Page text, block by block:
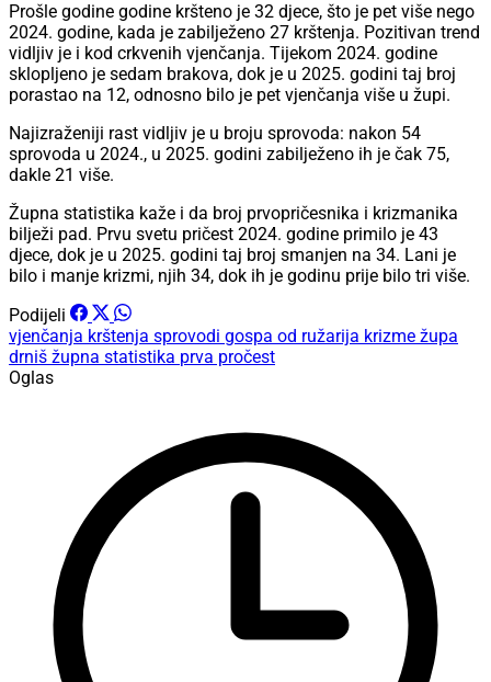
Prošle godine godine kršteno je 32 djece, što je pet više nego
2024. godine, kada je zabilježeno 27 krštenja. Pozitivan trend
vidljiv je i kod crkvenih vjenčanja. Tijekom 2024. godine
sklopljeno je sedam brakova, dok je u 2025. godini taj broj
porastao na 12, odnosno bilo je pet vjenčanja više u župi.
Najizraženiji rast vidljiv je u broju sprovoda: nakon 54
sprovoda u 2024., u 2025. godini zabilježeno ih je čak 75,
dakle 21 više.
Župna statistika kaže i da broj prvopričesnika i krizmanika
bilježi pad. Prvu svetu pričest 2024. godine primilo je 43
djece, dok je u 2025. godini taj broj smanjen na 34. Lani je
bilo i manje krizmi, njih 34, dok ih je godinu prije bilo tri više.
Podijeli
vjenčanja krštenja sprovodi gospa od ružarija krizme župa
drniš župna statistika prva pročest
Oglas